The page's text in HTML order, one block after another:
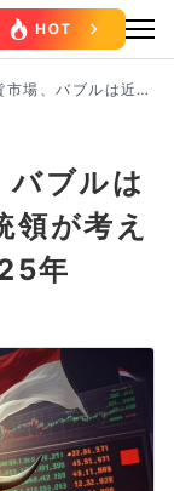
場、バブルは近い
バブルは
が考え
年